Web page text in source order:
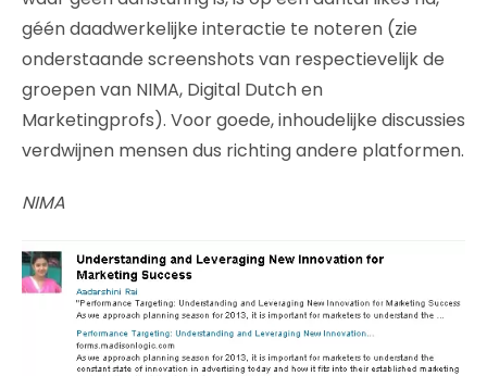
géén daadwerkelijke interactie te noteren (zie
onderstaande screenshots van respectievelijk de
groepen van NIMA, Digital Dutch en
Marketingprofs). Voor goede, inhoudelijke discussies
verdwijnen mensen dus richting andere platformen.
NIMA